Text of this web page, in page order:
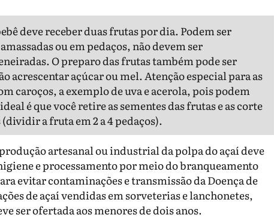
deve receber duas frutas por dia. Podem ser
ou em pedaços, não devem ser
O preparo das frutas também pode ser
acrescentar açúcar ou mel. Atenção especial para as
caroços, a exemplo de uva e acerola, pois podem
é que você retire as sementes das frutas e as corte
a fruta em 2 a 4 pedaços).
artesanal ou industrial da polpa do açaí deve
e processamento por meio do branqueamento
evitar contaminações e transmissão da Doença de
de açaí vendidas em sorveterias e lanchonetes,
ser ofertada aos menores de dois anos.